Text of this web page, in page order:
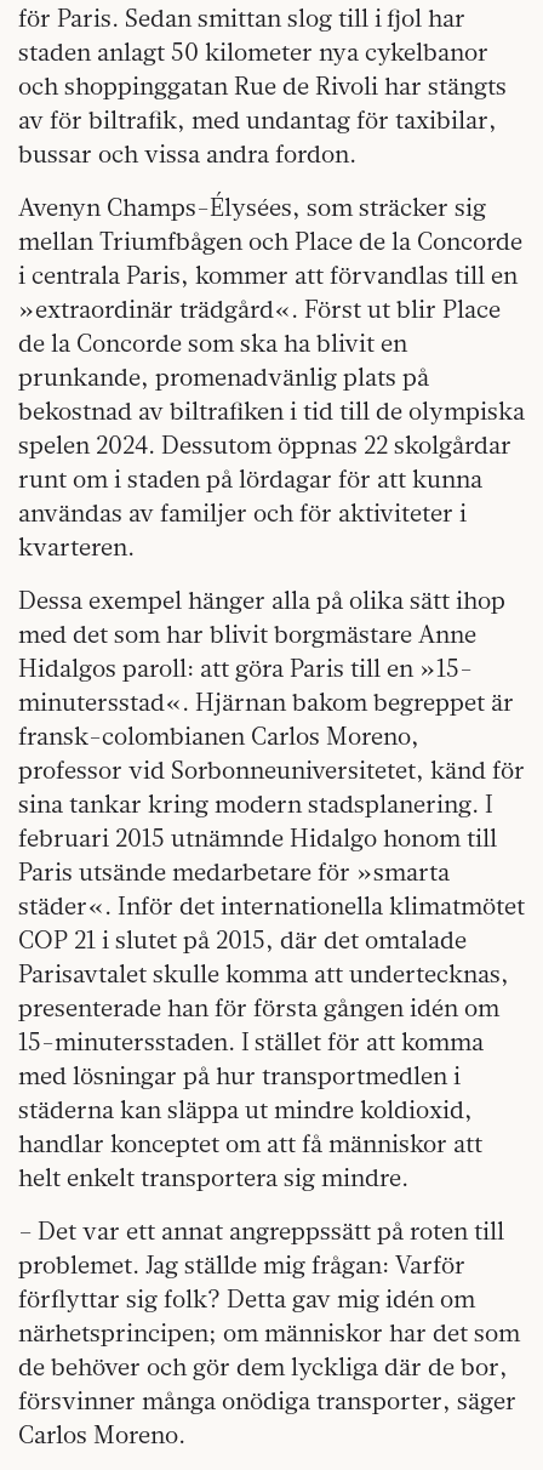
för Paris. Sedan smittan slog till i fjol har
staden anlagt 50 kilometer nya cykelbanor
och shoppinggatan Rue de Rivoli har stängts
av för biltrafik, med undantag för taxibilar,
bussar och vissa andra fordon.
Avenyn Champs-Élysées, som sträcker sig
mellan Triumfbågen och Place de la Concorde
i centrala Paris, kommer att förvandlas till en
»extraordinär trädgård«. Först ut blir Place
de la Concorde som ska ha blivit en
prunkande, promenadvänlig plats på
bekostnad av biltrafiken i tid till de olympiska
spelen 2024. Dessutom öppnas 22 skolgårdar
runt om i staden på lördagar för att kunna
användas av familjer och för aktiviteter i
kvarteren.
Dessa exempel hänger alla på olika sätt ihop
med det som har blivit borgmästare Anne
Hidalgos paroll: att göra Paris till en »15-
minutersstad«. Hjärnan bakom begreppet är
fransk-colombianen Carlos Moreno,
professor vid Sorbonneuniversitetet, känd för
sina tankar kring modern stadsplanering. I
februari 2015 utnämnde Hidalgo honom till
Paris utsände medarbetare för »smarta
städer«. Inför det internationella klimatmötet
COP 21 i slutet på 2015, där det omtalade
Parisavtalet skulle komma att undertecknas,
presenterade han för första gången idén om
15-minutersstaden. I stället för att komma
med lösningar på hur transportmedlen i
städerna kan släppa ut mindre koldioxid,
handlar konceptet om att få människor att
helt enkelt transportera sig mindre.
– Det var ett annat angreppssätt på roten till
problemet. Jag ställde mig frågan: Varför
förflyttar sig folk? Detta gav mig idén om
närhetsprincipen; om människor har det som
de behöver och gör dem lyckliga där de bor,
försvinner många onödiga transporter, säger
Carlos Moreno.